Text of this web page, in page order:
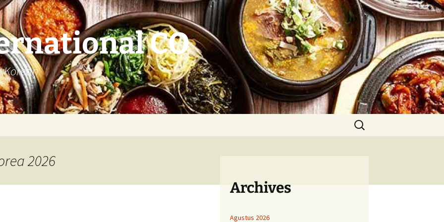
CO
Korean
Cari
untuk:
2026
Archives
Agustus 2026